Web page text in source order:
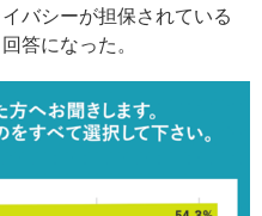
バシーが担保されている
答になった。